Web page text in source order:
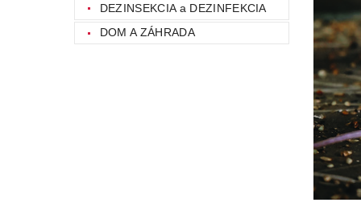
DEZINSEKCIA a DEZINFEKCIA
DOM A ZÁHRADA